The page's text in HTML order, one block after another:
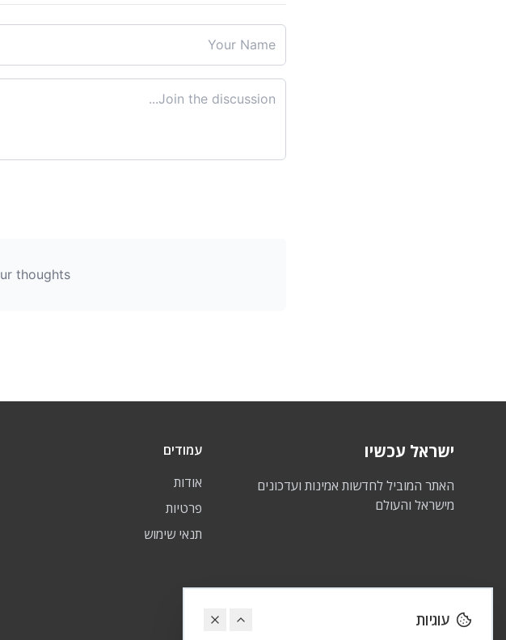
thoughts!
ישראל עכשיו
האתר המוביל לחדשות אמינות ועדכונים
מישראל והעולם
עמודים
אודות
פרטיות
תנאי שימוש
עוגיות